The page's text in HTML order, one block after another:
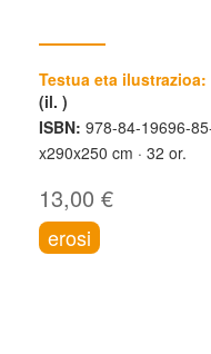
Testua eta ilustrazioa:
(il. )
ISBN: 978-84-19696-
x290x250 cm
32 or.
13,00 €
erosi